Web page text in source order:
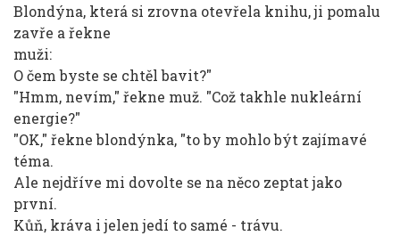
Blondýna, která si zrovna otevřela knihu, ji pomalu
zavře a řekne
muži:
O čem byste se chtěl bavit?"
"Hmm, nevím," řekne muž. "Což takhle nukleární
energie?"
"OK," řekne blondýnka, "to by mohlo být zajímavé
téma.
Ale nejdříve mi dovolte se na něco zeptat jako
první.
Kůň, kráva i jelen jedí to samé - trávu.